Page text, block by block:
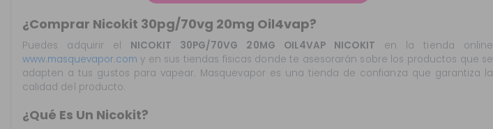
¿Comprar Nicokit 30pg/70vg 20mg Oil4vap?
Puedes adquirir el NICOKIT 30PG/70VG 20MG OIL4VAP NICOKIT en la tienda online
www.masquevapor.com y en sus tiendas físicas donde te asesorarán sobre los productos que se
adapten a tus gustos para vapear. Masquevapor es una tienda de confianza que garantiza la
calidad del producto.
¿Qué Es Un Nicokit?